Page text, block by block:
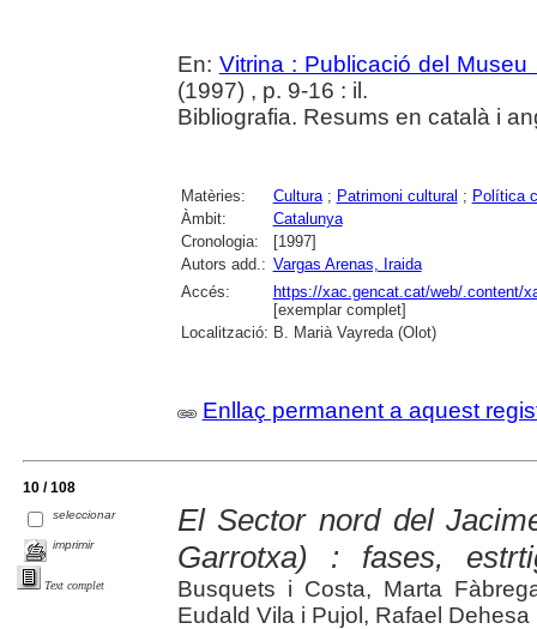
En: Vitrina : Publicació del
(1997) , p. 9-16 : il.
Bibliografia. Resums en català i
Matèries: Cultura; Patrimoni cultural ; Política
Àmbit:
Catalunya
Cronologia:
[1997]
Autors add.: Vargas Arenas, Iraida
Accés:
https://xac.gencat.cat/web/.content/
[exemplar complet]
Localització: B. Marià Vayreda (Olot)
Enllaç permanent a aquest
10 / 108
seleccionar
imprimir
Text complet
El Sector nord del
Garrotxa) : fases,
Busquets i Costa, Marta
Eudald Vila i Pujol, Rafael Dehesa